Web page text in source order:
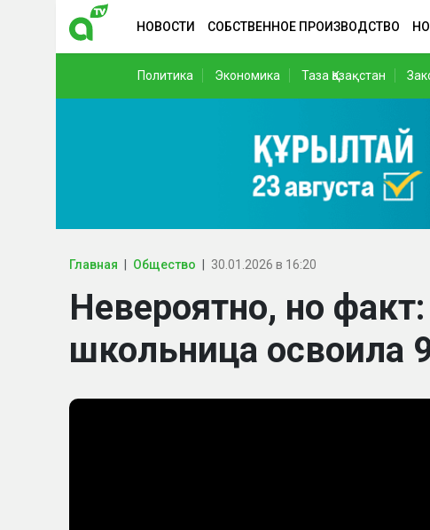
НОВОСТИ СОБСТВЕННОЕ ПРОИЗВОДСТВО
Политика Экономика Таза Қазақстан
Главная Общество 30.01.2026 в 16:20
Невероятно, но
школьница освоила